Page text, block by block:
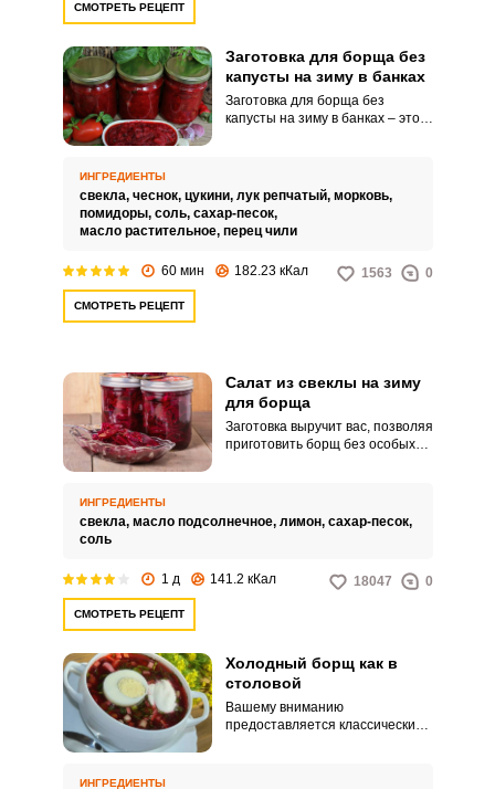
СМОТРЕТЬ РЕЦЕПТ
Заготовка для борща без
капусты на зиму в банках
Заготовка для борща без
капусты на зиму в банках – это
закатка элементарным образом.
ИНГРЕДИЕНТЫ
свекла, чеснок, цукини, лук репчатый, морковь,
помидоры, соль, сахар-песок,
масло растительное, перец чили
60 мин 182.23 кКал 1563 0
СМОТРЕТЬ РЕЦЕПТ
Салат из свеклы на зиму
для борща
Заготовка выручит вас, позволяя
приготовить борщ без особых
ИНГРЕДИЕНТЫ
свекла, масло подсолнечное, лимон, сахар-песок,
соль
1 д 141.2 кКал 18047 0
СМОТРЕТЬ РЕЦЕПТ
Холодный борщ как в
столовой
Вашему вниманию
предоставляется классический
ИНГРЕДИЕНТЫ